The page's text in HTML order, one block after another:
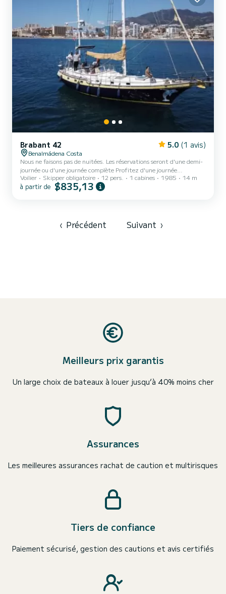
Brabant 42 5.0 (1 avis)
Benalmádena Costa
Nous ne faisons pas de nuitées. Les réservations seront d'une demi-
journée ou d'une journée complète Profitez d'une journée
inoubliable en naviguant dans les eaux de la Méditerranée le long de
la Costa del Sol de Malaga à bord de notre impressionnant voilier.
boissons, de la nourriture, votre propre musique sur une...
Voilier Skipper obligatoire 12 pers. 1 cabines 1985 14 m
à partir de $835,13
‹ Précédent Suivant ›
Meilleurs prix garantis
Un large choix de bateaux à louer jusqu’à 40% moins cher
Assurances
Les meilleures assurances rachat de caution et multirisques
Tiers de confiance
Paiement sécurisé, gestion des cautions et avis certifiés